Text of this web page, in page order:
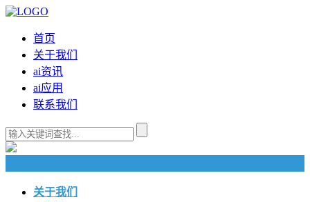
首页
关于我们
ai资讯
ai应用
联系我们
关于我们